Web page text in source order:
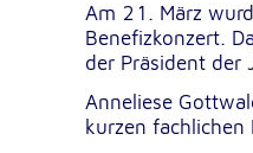
Am 21. März
Benefizkonzert.
der Präsident der
Anneliese
kurzen
Externe Dienste
Um Inhalte von
anzeigen zu
Cookies gesetzt.